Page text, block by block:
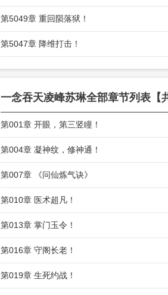
第5049章 重回陨落狱！
第5047章 降维打击！
一念吞天凌峰苏琳全部章节列表【
第001章 开眼，第三竖瞳！
第004章 凝神纹，修神通！
第007章 《问仙炼气诀》
第010章 医术超凡！
第013章 掌门玉令！
第016章 守阁长老！
第019章 生死约战！